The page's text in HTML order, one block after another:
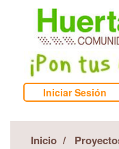
Iniciar Sesión
Inicio